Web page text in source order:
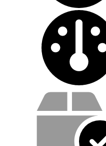
Cosa offriamo con